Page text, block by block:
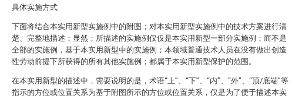
具体实施方式
下面将结合本实用新型实施例中的附图；对本实用新型实施例中的技术方案进行清
楚、完整地描述；显然；所描述的实施例仅仅是本实用新型一部分实施例；而不是
全部的实施例，基于本实用新型中的实施例；本领域普通技术人员在没有做出创造
性劳动前提下所获得的所有其他实施例；都属于本实用新型保护的范围。
在本实用新型的描述中，需要说明的是，术语“上”、“下”、“内”、“外”、“顶/底端”等
指示的方位或位置关系为基于附图所示的方位或位置关系，仅是为了便于描述本实